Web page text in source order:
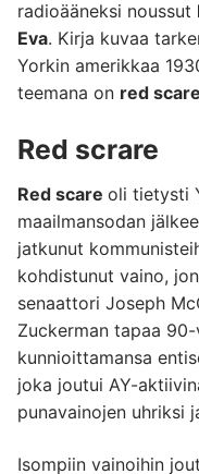
radioääneksi noussut
Eva. Kirja kuvaa
Yorkin amerikkaa
teemana on red scare
Red scrare
Red scare oli tietysti
maailmansodan
jatkunut
kohdistunut vaino,
senaattori Joseph
Zuckerman tapaa
kunnioittamansa
joka joutui AY-
punavainojen uhriksi
Isompiin vainoihin